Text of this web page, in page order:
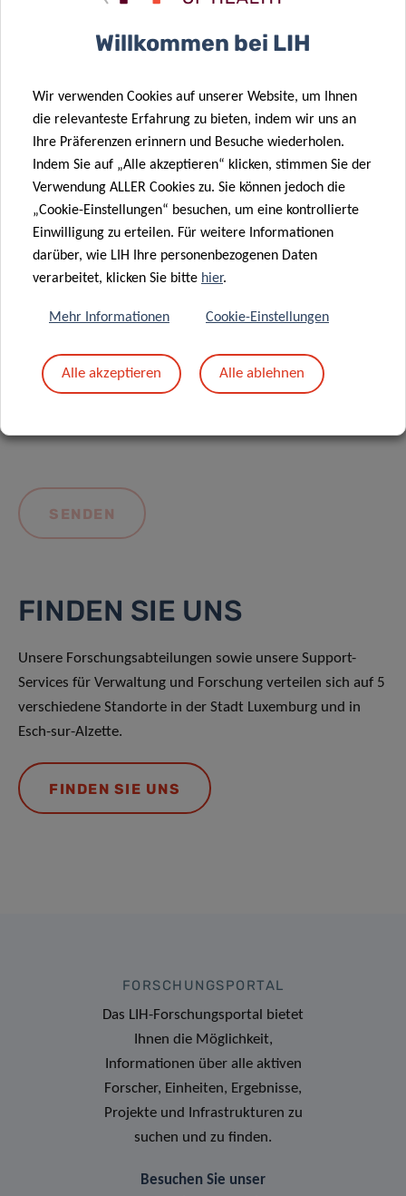
Nachricht
Mit dem Absenden Ihrer Nachricht erklären Sie
sich einverstanden mit
die LIH-
FINDEN SIE UNS
Unsere Forschungsabteilungen sowie unsere Support-
Services für Verwaltung und Forschung verteilen sich auf 5
verschiedene Standorte in der Stadt Luxemburg und in
Esch-sur-Alzette.
FINDEN SIE UNS
FORSCHUNGSPORTAL
Das LIH-Forschungsportal bietet
Ihnen die Möglichkeit,
Informationen über alle aktiven
Forscher, Einheiten, Ergebnisse,
Projekte und Infrastrukturen zu
suchen und zu finden.
Besuchen Sie unser
Willkommen bei LIH
Wir verwenden Cookies auf unserer Website, um Ihnen
die relevanteste Erfahrung zu bieten, indem wir uns an
Ihre Präferenzen erinnern und Besuche wiederholen.
Indem Sie auf „Alle akzeptieren“ klicken, stimmen Sie der
Verwendung ALLER Cookies zu. Sie können jedoch die
„Cookie-Einstellungen“ besuchen, um eine kontrollierte
Einwilligung zu erteilen. Für weitere Informationen
darüber, wie LIH Ihre personenbezogenen Daten
verarbeitet, klicken Sie bitte hier.
Mehr Informationen Cookie-Einstellungen
Alle akzeptieren Alle ablehnen